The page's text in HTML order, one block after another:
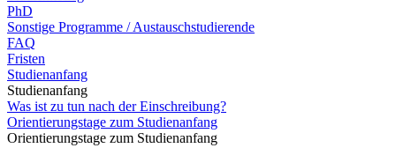
PhD
Sonstige Programme / Austauschstudierende
FAQ
Fristen
Studienanfang
Studienanfang
Was ist zu tun nach der Einschreibung?
Orientierungstage zum Studienanfang
Orientierungstage zum Studienanfang